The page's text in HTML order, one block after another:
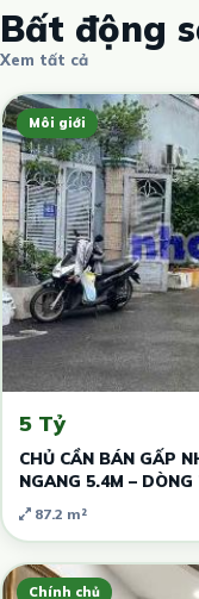
Bất động
Xem tất cả
Môi giới
5 Tỷ
CHỦ CẦN BÁN GẤP
NGANG 5.4M – DÒNG
87.2 m²
Chính chủ